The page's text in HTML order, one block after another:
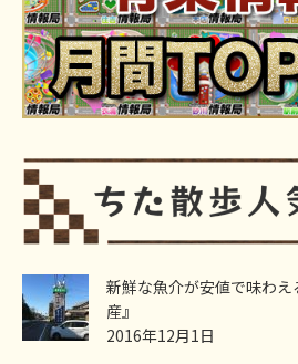
新鮮な魚介が安値で味わ
産』
2016年12月1日